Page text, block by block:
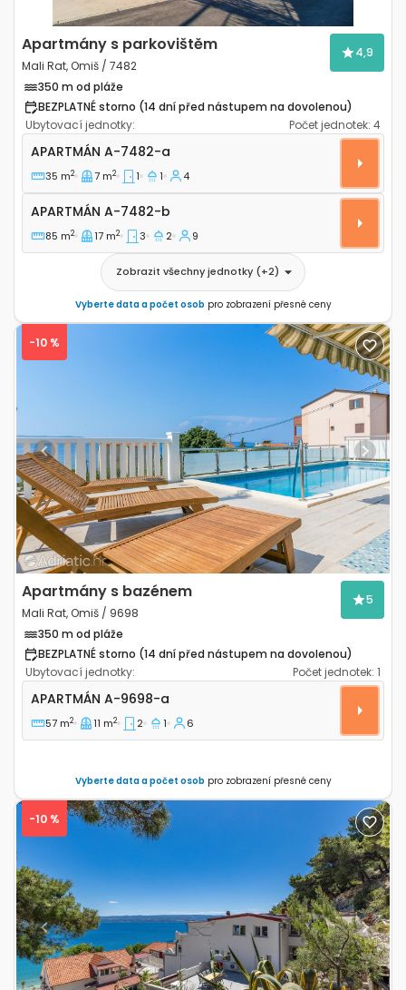
Apartmány s parkovištěm
Mali Rat, Omiš / 7482
4,9
350 m od pláže
BEZPLATNÉ storno (14 dní před nástupem na dovolenou)
Ubytovací jednotky:
Počet jednotek: 4
Jednopokojový apartmán Mali Rat, Omiš A-7482-a
APARTMÁN A-7482-a
35 m2 7 m2 1 1 4
Apartmán A-7482-b
APARTMÁN A-7482-b
85 m2 17 m2 3 2 9
Zobrazit všechny jednotky (+2)
Vyberte data a počet osob pro zobrazení přesné ceny
Previous Next
-10 %
Apartmány s bazénem
Mali Rat, Omiš / 9698
5
350 m od pláže
BEZPLATNÉ storno (14 dní před nástupem na dovolenou)
Ubytovací jednotky:
Počet jednotek: 1
Dvoupokojový apartmán Mali Rat, Omiš A-9698-a
APARTMÁN A-9698-a
57 m2 11 m2 2 1 6
Vyberte data a počet osob pro zobrazení přesné ceny
Previous Next
-10 %